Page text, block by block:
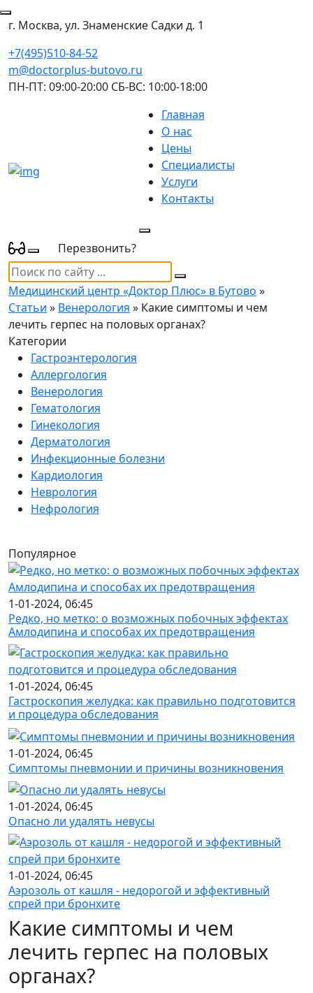
г. Москва, ул. Знаменские Садки д. 1
+7(495)510-84-52
m@doctorplus-butovo.ru
ПН-ПТ: 09:00-20:00 СБ-ВС: 10:00-18:00
Главная
О нас
Цены
Специалисты
Услуги
Контакты
Перезвонить?
Медицинский центр «Доктор Плюс» в Бутово »
Статьи » Венерология » Какие симптомы и чем
лечить герпес на половых органах?
Категории
Гастроэнтерология
Аллергология
Венерология
Гематология
Гинекология
Дерматология
Инфекционные болезни
Кардиология
Неврология
Нефрология
Популярное
1-01-2024, 06:45
Редко, но метко: о возможных побочных эффектах
Амлодипина и способах их предотвращения
1-01-2024, 06:45
Гастроскопия желудка: как правильно подготовится
и процедура обследования
1-01-2024, 06:45
Симптомы пневмонии и причины возникновения
1-01-2024, 06:45
Опасно ли удалять невусы
1-01-2024, 06:45
Аэрозоль от кашля - недорогой и эффективный
спрей при бронхите
Какие симптомы и чем
лечить герпес на половых
органах?